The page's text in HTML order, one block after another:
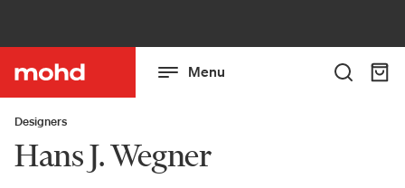
Menu
Designers
Hans J. Wegner